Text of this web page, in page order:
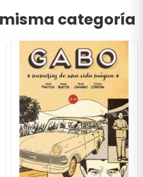
categoría